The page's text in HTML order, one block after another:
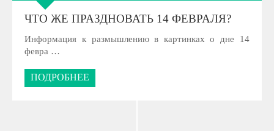
ЧТО ЖЕ ПРАЗДНОВАТЬ 14 ФЕВРАЛЯ?
Информация к размышлению в картинках о дне 14
февра …
ПОДРОБНЕЕ